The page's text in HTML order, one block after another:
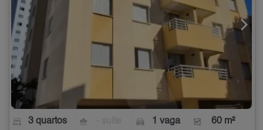
3 quartos 1 vaga 60 m²